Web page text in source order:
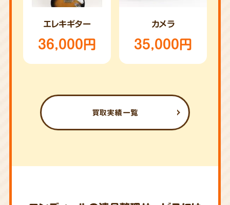
エレキギター
36,000円
カメラ
35,000円
買取実績一覧